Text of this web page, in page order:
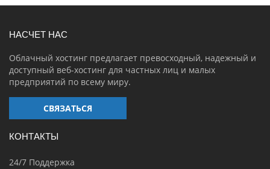
НАСЧЕТ НАС
Облачный хостинг предлагает превосходный, надежный и
доступный веб-хостинг для частных лиц и малых
предприятий по всему миру.
СВЯЗАТЬСЯ
КОНТАКТЫ
24/7 Поддержка